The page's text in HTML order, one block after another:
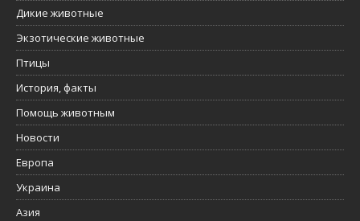
Дикие животные
Экзотические животные
Птицы
История, факты
Помощь животным
Новости
Европа
Украина
Азия